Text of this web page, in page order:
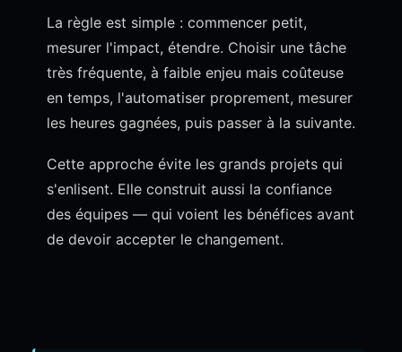
La règle est simple : commencer petit,
mesurer l'impact, étendre. Choisir une tâche
très fréquente, à faible enjeu mais coûteuse
en temps, l'automatiser proprement, mesurer
les heures gagnées, puis passer à la suivante.
Cette approche évite les grands projets qui
s'enlisent. Elle construit aussi la confiance
des équipes — qui voient les bénéfices avant
de devoir accepter le changement.